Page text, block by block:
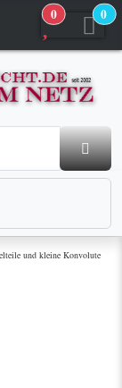
0 0
und kleine Konvolute